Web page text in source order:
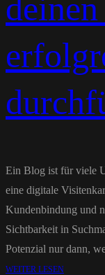
Ein Blog ist für viele
eine digitale
Kundenbindung und
Sichtbarkeit in
Potenzial nur dann,
WEITER LESEN